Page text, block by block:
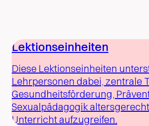
Lektionseinheiten
Diese Lektionseinheiten
Lehrpersonen dabei, zentrale
Gesundheitsförderung,
Sexualpädagogik
Unterricht aufzugreifen.